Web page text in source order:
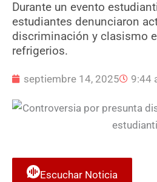
Durante un evento
estudiantes denunciaron
discriminación y clasismo
refrigerios.
septiembre 14, 2025 9:44
Escuchar Noticia